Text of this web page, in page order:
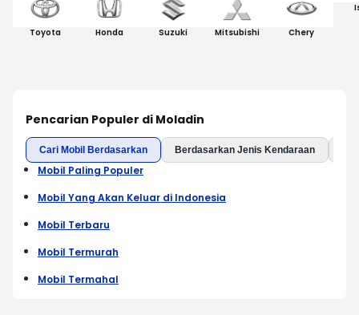
Toyota Honda Suzuki Mitsubishi Chery
Pencarian Populer di Moladin
Cari Mobil Berdasarkan Berdasarkan Jenis Kendaraan
Mobil Paling Populer
Mobil Yang Akan Keluar di Indonesia
Mobil Terbaru
Mobil Termurah
Mobil Termahal